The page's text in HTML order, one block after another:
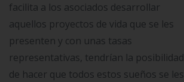
facilita a los asociados desarrollar
aquellos proyectos de vida que se les
presenten y con unas tasas
representativas, tendrían la posibilidad
de hacer que todos estos sueños se les